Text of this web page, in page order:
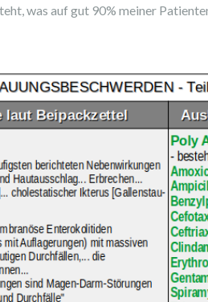
was auf gut 90% meiner